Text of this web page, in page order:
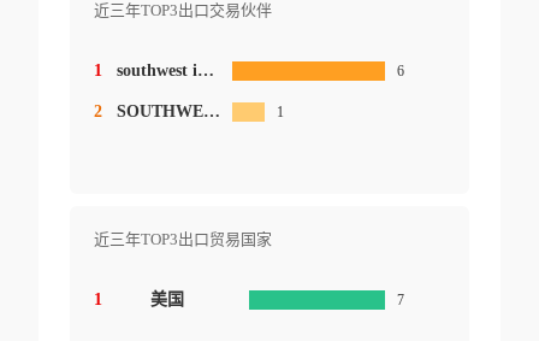
近三年TOP3出口交易伙伴
1 southwest irrigation llc 6
2 SOUTHWESR IRRIGATION LLC &APOS;CWO& 1
近三年TOP3出口贸易国家
1 美国 7